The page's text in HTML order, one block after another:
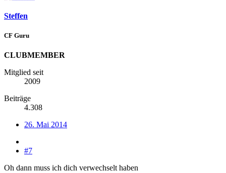
Steffen
CF Guru
CLUBMEMBER
Mitglied seit
2009
Beiträge
4.308
26. Mai 2014
#7
Oh dann muss ich dich verwechselt haben